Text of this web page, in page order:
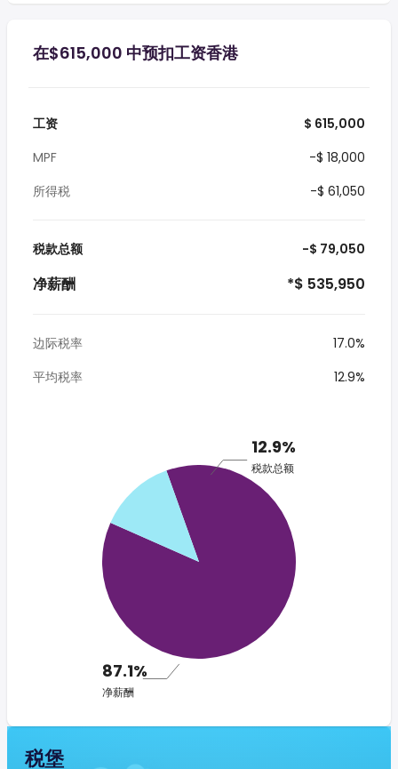
在$615,000 中预扣工资香港
工资
$ 615,000
MPF
-$ 18,000
所得税
-$ 61,050
税款总额 -$ 79,050
净薪酬 *$ 535,950
边际税率
17.0%
平均税率
12.9%
12.9%
税款总额
87.1%
净薪酬
税堡